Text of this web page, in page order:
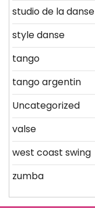
studio de la danse
style danse
tango
tango argentin
Uncategorized
valse
west coast swing
zumba